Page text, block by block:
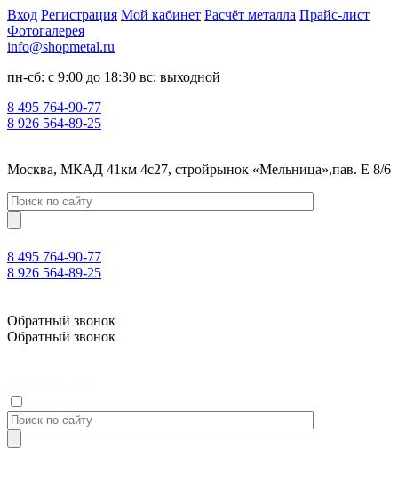
Вход Регистрация Мой кабинет Расчёт металла Прайс-лист
Фотогалерея
info@shopmetal.ru
пн-сб: с 9:00 до 18:30 вс: выходной
8 495 764-90-77
8 926 564-89-25
Москва, МКАД 41км 4с27, стройрынок «Мельница»,пав. Е 8/6
8 495 764-90-77
8 926 564-89-25
Обратный звонок
Обратный звонок